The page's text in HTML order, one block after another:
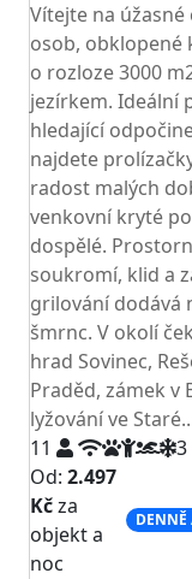
Vítejte na
osob, obklopené
o rozloze 3000
jezírkem. Ideální
hledající
najdete
radost malých
venkovní kryté
dospělé.
soukromí, klid a
grilování dodává
šmrnc. V okolí
hrad Sovinec,
Praděd, zámek v
lyžování ve
11
3
Od: 2.497
Kčza
objekt a
noc